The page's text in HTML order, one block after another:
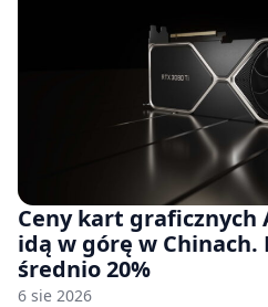
Ceny kart graficznych
idą w górę w Chinach.
średnio 20%
6 sie 2026